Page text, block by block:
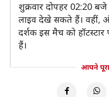
शुक्रवार दोपहर 02:20 बजे
लाइव देखे सकते हैं। वहीं,
दर्शक इस मैच को
हैं।
आपने